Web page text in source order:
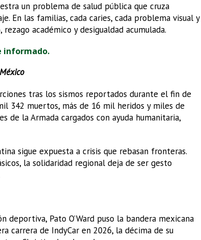
un problema de salud pública que cruza
En las familias, cada caries, cada problema visual y
académico y desigualdad acumulada.
informado.
tras los sismos reportados durante el fin de
342 muertos, más de 16 mil heridos y miles de
de la Armada cargados con ayuda humanitaria,
sigue expuesta a crisis que rebasan fronteras.
la solidaridad regional deja de ser gesto
Pato O’Ward puso la bandera mexicana
carrera de IndyCar en 2026, la décima de su